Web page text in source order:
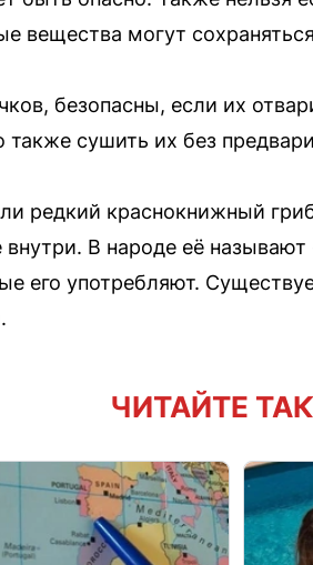
вещества могут
безопасны, если их
сушить их без
редкий краснокнижный
В народе её
его употребляют.
ЧИТАЙТЕ